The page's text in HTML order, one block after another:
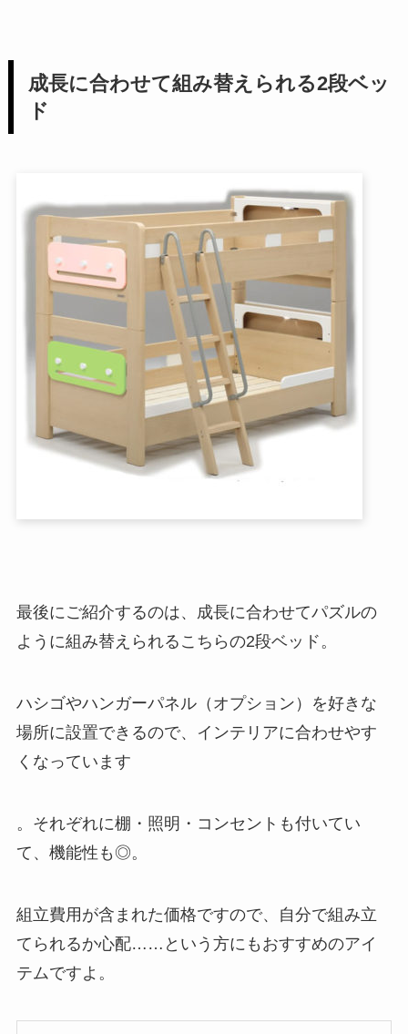
成長に合わせて組み替えられる2段ベッ
ド
最後にご紹介するのは、成長に合わせてパズルの
ように組み替えられるこちらの2段ベッド。
ハシゴやハンガーパネル（オプション）を好きな
場所に設置できるので、インテリアに合わせやす
くなっています
。それぞれに棚・照明・コンセントも付いてい
て、機能性も◎。
組立費用が含まれた価格ですので、自分で組み立
てられるか心配……という方にもおすすめのアイ
テムですよ。